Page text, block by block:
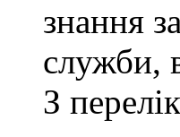
знання
служби,
З